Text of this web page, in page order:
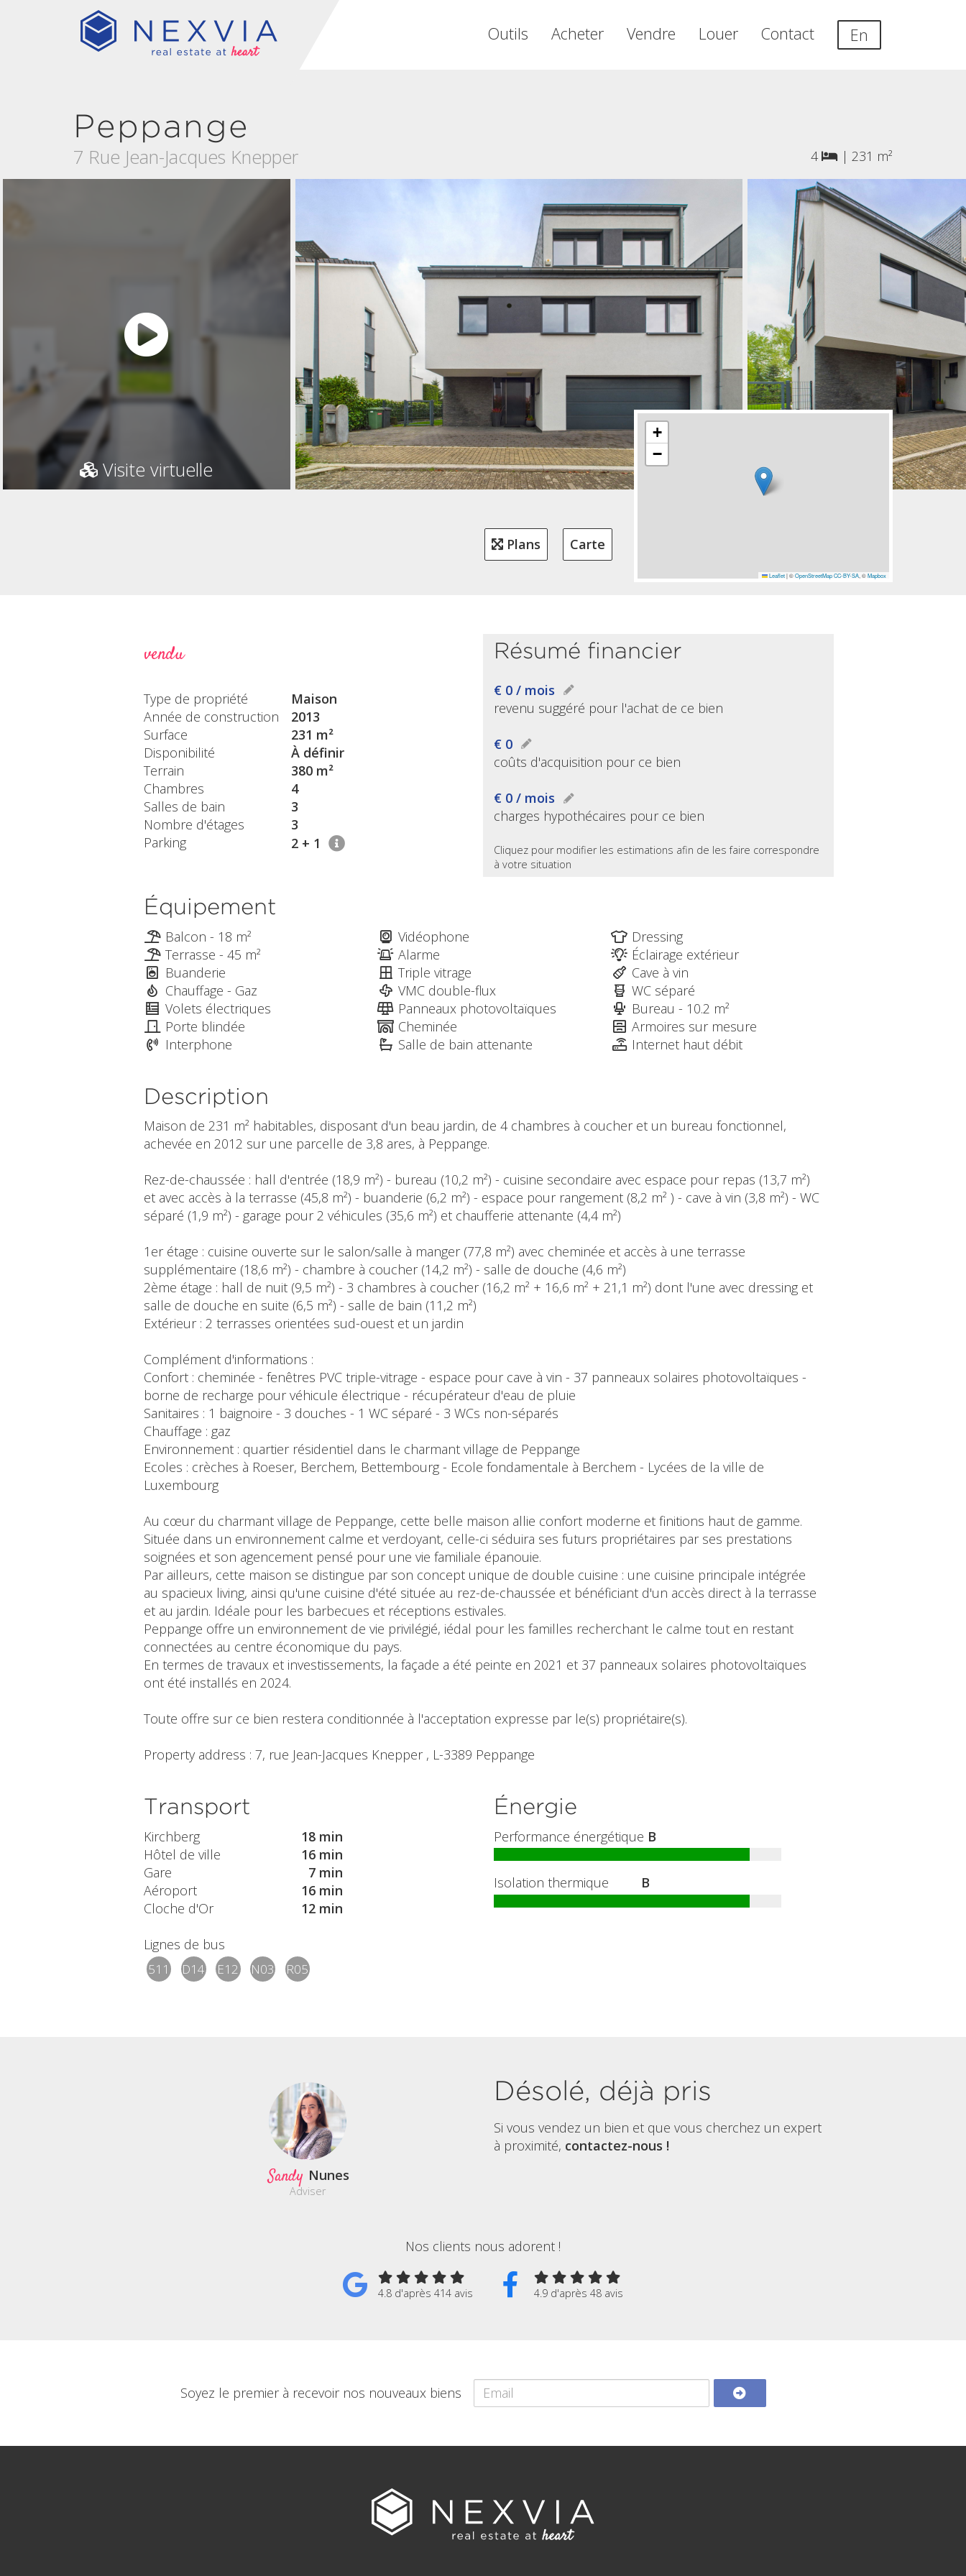
Outils Acheter Vendre Louer Contact En
Peppange
7 Rue Jean-Jacques Knepper 4 | 231 m²
Visite virtuelle
Plans Carte
+
−
Leaflet |©OpenStreetMap CC-BY-SA, ©Mapbox
vendu
Type de propriété
Maison
Année de construction
2013
Surface
231 m²
Disponibilité
À définir
Terrain
380 m²
Chambres
4
Salles de bain
3
Nombre d'étages
3
Parking
2 + 1
Résumé financier
€ 0 / mois
revenu suggéré pour l'achat de ce bien
€ 0
coûts d'acquisition pour ce bien
€ 0 / mois
charges hypothécaires pour ce bien
Cliquez pour modifier les estimations afin de les faire correspondre
à votre situation
Équipement
Balcon - 18 m²
Terrasse - 45 m²
Buanderie
Chauffage - Gaz
Volets électriques
Porte blindée
Interphone
Vidéophone
Alarme
Triple vitrage
VMC double-flux
Panneaux photovoltaïques
Cheminée
Salle de bain attenante
Dressing
Éclairage extérieur
Cave à vin
WC séparé
Bureau - 10.2 m²
Armoires sur mesure
Internet haut débit
Description
Maison de 231 m² habitables, disposant d'un beau jardin, de 4 chambres à coucher et un bureau fonctionnel,
achevée en 2012 sur une parcelle de 3,8 ares, à Peppange.
Rez-de-chaussée : hall d'entrée (18,9 m²) - bureau (10,2 m²) - cuisine secondaire avec espace pour repas (13,7 m²)
et avec accès à la terrasse (45,8 m²) - buanderie (6,2 m²) - espace pour rangement (8,2 m² ) - cave à vin (3,8 m²) - WC
séparé (1,9 m²) - garage pour 2 véhicules (35,6 m²) et chaufferie attenante (4,4 m²)
1er étage : cuisine ouverte sur le salon/salle à manger (77,8 m²) avec cheminée et accès à une terrasse
supplémentaire (18,6 m²) - chambre à coucher (14,2 m²) - salle de douche (4,6 m²)
2ème étage : hall de nuit (9,5 m²) - 3 chambres à coucher (16,2 m² + 16,6 m² + 21,1 m²) dont l'une avec dressing et
salle de douche en suite (6,5 m²) - salle de bain (11,2 m²)
Extérieur : 2 terrasses orientées sud-ouest et un jardin
Complément d'informations :
Confort : cheminée - fenêtres PVC triple-vitrage - espace pour cave à vin - 37 panneaux solaires photovoltaïques -
borne de recharge pour véhicule électrique - récupérateur d'eau de pluie
Sanitaires : 1 baignoire - 3 douches - 1 WC séparé - 3 WCs non-séparés
Chauffage : gaz
Environnement : quartier résidentiel dans le charmant village de Peppange
Ecoles : crèches à Roeser, Berchem, Bettembourg - Ecole fondamentale à Berchem - Lycées de la ville de
Luxembourg
Au cœur du charmant village de Peppange, cette belle maison allie confort moderne et finitions haut de gamme.
Située dans un environnement calme et verdoyant, celle-ci séduira ses futurs propriétaires par ses prestations
soignées et son agencement pensé pour une vie familiale épanouie.
Par ailleurs, cette maison se distingue par son concept unique de double cuisine : une cuisine principale intégrée
au spacieux living, ainsi qu'une cuisine d'été située au rez-de-chaussée et bénéficiant d'un accès direct à la terrasse
et au jardin. Idéale pour les barbecues et réceptions estivales.
Peppange offre un environnement de vie privilégié, iédal pour les familles recherchant le calme tout en restant
connectées au centre économique du pays.
En termes de travaux et investissements, la façade a été peinte en 2021 et 37 panneaux solaires photovoltaïques
ont été installés en 2024.
Toute offre sur ce bien restera conditionnée à l'acceptation expresse par le(s) propriétaire(s).
Property address : 7, rue Jean-Jacques Knepper , L-3389 Peppange
Transport
Kirchberg
18 min
Hôtel de ville
16 min
Gare
7 min
Aéroport
16 min
Cloche d'Or
12 min
Lignes de bus
511 D14 E12 N03 R05
Énergie
Performance énergétique B
Isolation thermique B
Sandy Nunes
Adviser
Désolé, déjà pris
Si vous vendez un bien et que vous cherchez un expert
à proximité, contactez-nous !
Nos clients nous adorent !
4.8 d'après 414 avis 4.9 d'après 48 avis
Soyez le premier à recevoir nos nouveaux biens